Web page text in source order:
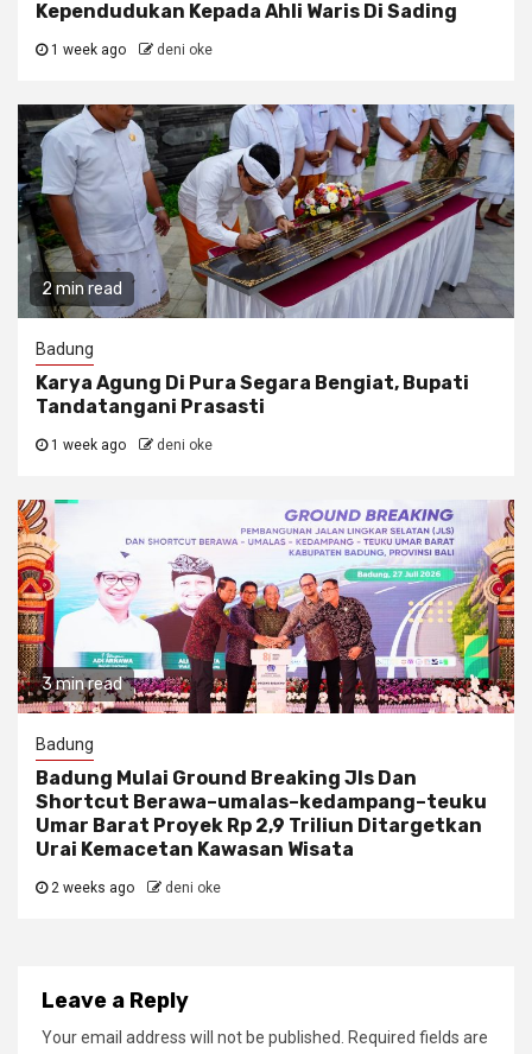
Kependudukan Kepada Ahli Waris Di Sading
1 week ago deni oke
2 min read
Badung
Karya Agung Di Pura Segara Bengiat, Bupati
Tandatangani Prasasti
1 week ago deni oke
3 min read
Badung
Badung Mulai Ground Breaking Jls Dan
Shortcut Berawa–umalas–kedampang–teuku
Umar Barat Proyek Rp 2,9 Triliun Ditargetkan
Urai Kemacetan Kawasan Wisata
2 weeks ago deni oke
Leave a Reply
Your email address will not be published. Required fields are